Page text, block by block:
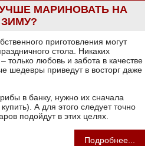
МАРИНОВАТЬ НА
ЗИМУ?
приготовления могут
стола. Никаких
только любовь и забота в качестве
шедевры приведут в восторг даже
в банку, нужно их сначала
А для этого следует точно
подойдут в этих целях.
Подробнее...